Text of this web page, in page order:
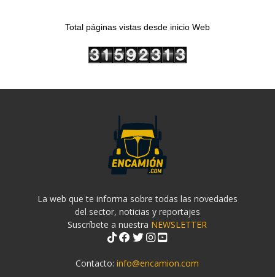
Total páginas vistas desde inicio Web
La web que te informa sobre todas las novedades
del sector, noticias y reportajes
Suscríbete a nuestra NEWSLETTER
Contacto:info@encamion.com